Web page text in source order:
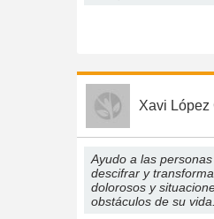
Xavi López
Ayudo a las
descifrar y
dolorosos y
obstáculos de su vida.